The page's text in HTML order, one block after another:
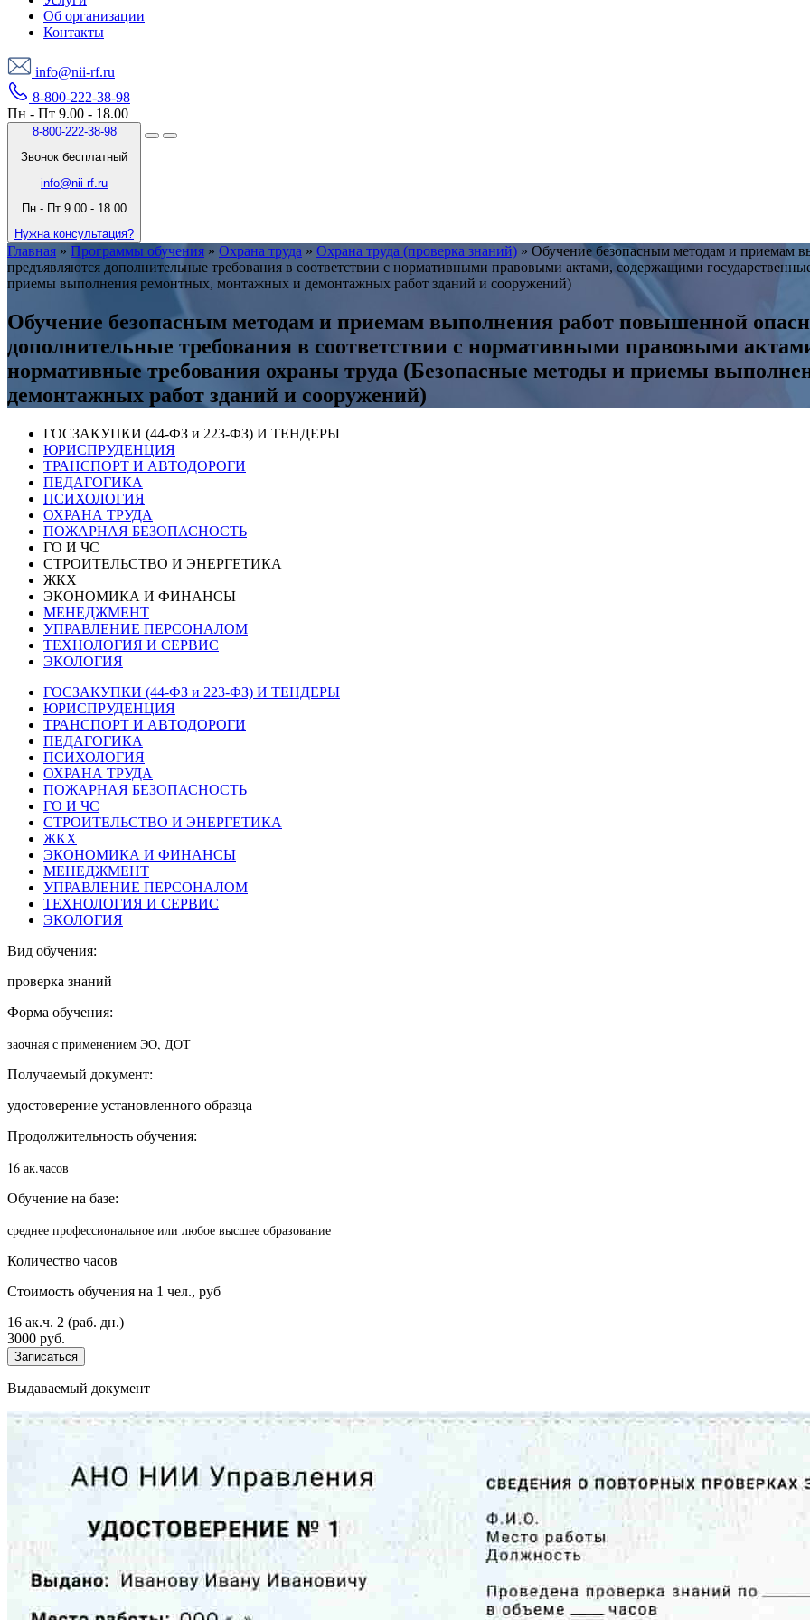
Об организации
Контакты
info@nii-rf.ru
8-800-222-38-98
Пн - Пт 9.00 - 18.00
8-800-222-38-98
Звонок бесплатный
info@nii-rf.ru
Пн - Пт 9.00 - 18.00
Нужна консультация?
Главная » Программы обучения » Охрана труда » Охрана труда (проверка знаний) » Обучение безопасным методам и приемам
предъявляются дополнительные требования в соответствии с нормативными правовыми актами, содержащими
приемы выполнения ремонтных, монтажных и демонтажных работ зданий и сооружений)
Обучение безопасным методам и приемам выполнения работ повышенной
дополнительные требования в соответствии с нормативными правовыми
нормативные требования охраны труда (Безопасные методы и приемы
демонтажных работ зданий и сооружений)
ГОСЗАКУПКИ (44-ФЗ и 223-ФЗ) И ТЕНДЕРЫ
ЮРИСПРУДЕНЦИЯ
ТРАНСПОРТ И АВТОДОРОГИ
ПЕДАГОГИКА
ПСИХОЛОГИЯ
ОХРАНА ТРУДА
ПОЖАРНАЯ БЕЗОПАСНОСТЬ
ГО И ЧС
СТРОИТЕЛЬСТВО И ЭНЕРГЕТИКА
ЖКХ
ЭКОНОМИКА И ФИНАНСЫ
МЕНЕДЖМЕНТ
УПРАВЛЕНИЕ ПЕРСОНАЛОМ
ТЕХНОЛОГИЯ И СЕРВИС
ЭКОЛОГИЯ
ГОСЗАКУПКИ (44-ФЗ и 223-ФЗ) И ТЕНДЕРЫ
ЮРИСПРУДЕНЦИЯ
ТРАНСПОРТ И АВТОДОРОГИ
ПЕДАГОГИКА
ПСИХОЛОГИЯ
ОХРАНА ТРУДА
ПОЖАРНАЯ БЕЗОПАСНОСТЬ
ГО И ЧС
СТРОИТЕЛЬСТВО И ЭНЕРГЕТИКА
ЖКХ
ЭКОНОМИКА И ФИНАНСЫ
МЕНЕДЖМЕНТ
УПРАВЛЕНИЕ ПЕРСОНАЛОМ
ТЕХНОЛОГИЯ И СЕРВИС
ЭКОЛОГИЯ
Вид обучения:
проверка знаний
Форма обучения:
заочная с применением ЭО, ДОТ
Получаемый документ:
удостоверение установленного образца
Продолжительность обучения:
16 ак.часов
Обучение на базе:
среднее профессиональное или любое высшее образование
Количество часов
Стоимость обучения на 1 чел., руб
16 ак.ч. 2 (раб. дн.)
3000 руб.
Записаться
Выдаваемый документ